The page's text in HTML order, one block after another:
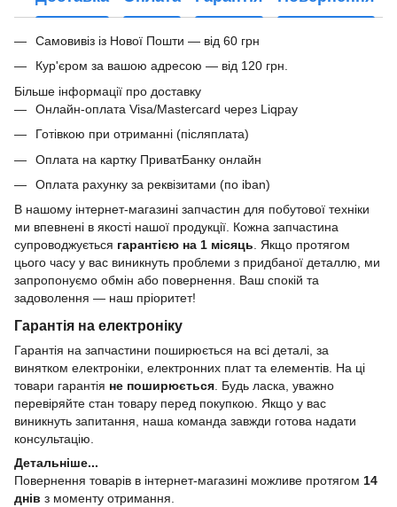
Самовивіз із Нової Пошти — від 60 грн
Кур'єром за вашою адресою — від 120 грн.
Більше інформації про доставку
Онлайн-оплата Visa/Mastercard через Liqpay
Готівкою при отриманні (післяплата)
Оплата на картку ПриватБанку онлайн
Оплата рахунку за реквізитами (по iban)
В нашому інтернет-магазині запчастин для побутової техніки
ми впевнені в якості нашої продукції. Кожна запчастина
супроводжується гарантією на 1 місяць. Якщо протягом
цього часу у вас виникнуть проблеми з придбаної деталлю, ми
запропонуємо обмін або повернення. Ваш спокій та
задоволення — наш пріоритет!
Гарантія на електроніку
Гарантія на запчастини поширюється на всі деталі, за
винятком електроніки, електронних плат та елементів. На ці
товари гарантія не поширюється . Будь ласка, уважно
перевіряйте стан товару перед покупкою. Якщо у вас
виникнуть запитання, наша команда завжди готова надати
консультацію.
Детальніше...
Повернення товарів в інтернет-магазині можливе протягом 14
днів з моменту отримання.